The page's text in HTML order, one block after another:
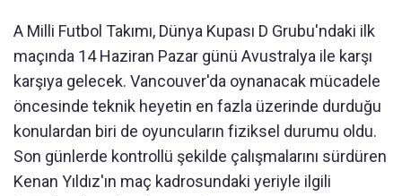
A Milli Futbol Takımı, Dünya Kupası D Grubu'ndaki ilk
maçında 14 Haziran Pazar günü Avustralya ile karşı
karşıya gelecek. Vancouver'da oynanacak mücadele
öncesinde teknik heyetin en fazla üzerinde durduğu
konulardan biri de oyuncuların fiziksel durumu oldu.
Son günlerde kontrollü şekilde çalışmalarını sürdüren
Kenan Yıldız'ın maç kadrosundaki yeriyle ilgili